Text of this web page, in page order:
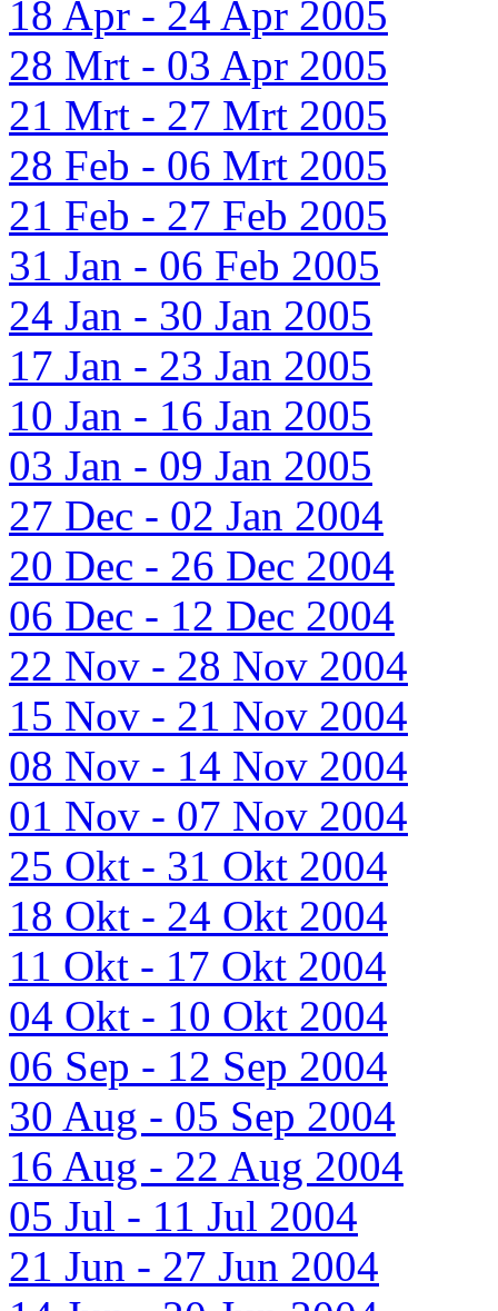
18 Apr - 24 Apr 2005
28 Mrt - 03 Apr 2005
21 Mrt - 27 Mrt 2005
28 Feb - 06 Mrt 2005
21 Feb - 27 Feb 2005
31 Jan - 06 Feb 2005
24 Jan - 30 Jan 2005
17 Jan - 23 Jan 2005
10 Jan - 16 Jan 2005
03 Jan - 09 Jan 2005
27 Dec - 02 Jan 2004
20 Dec - 26 Dec 2004
06 Dec - 12 Dec 2004
22 Nov - 28 Nov 2004
15 Nov - 21 Nov 2004
08 Nov - 14 Nov 2004
01 Nov - 07 Nov 2004
25 Okt - 31 Okt 2004
18 Okt - 24 Okt 2004
11 Okt - 17 Okt 2004
04 Okt - 10 Okt 2004
06 Sep - 12 Sep 2004
30 Aug - 05 Sep 2004
16 Aug - 22 Aug 2004
05 Jul - 11 Jul 2004
21 Jun - 27 Jun 2004